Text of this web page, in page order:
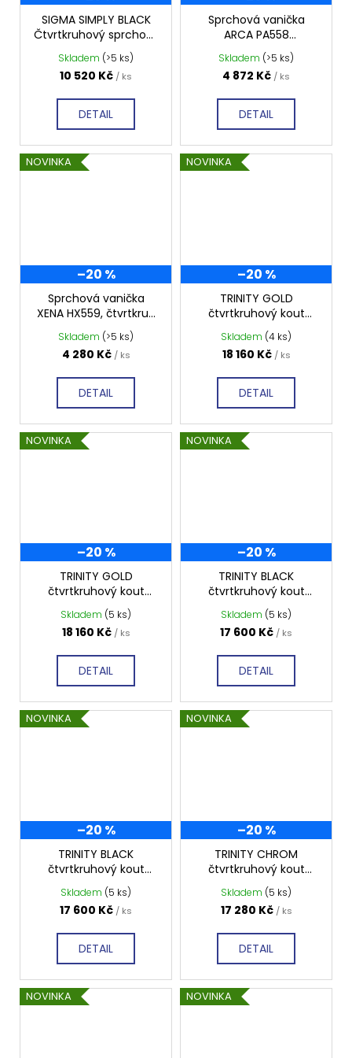
SIGMA SIMPLY BLACK
Čtvrtkruhový sprchový
kout 800x800 mm,
čiré sklo, GS5580B
Skladem (>5 ks)
10 520 Kč / ks
DETAIL
Sprchová vanička
ARCA PA558
800x800mm,
profilovaná
Skladem (>5 ks)
4 872 Kč / ks
DETAIL
NOVINKA
–20 %
Sprchová vanička
XENA HX559, čtvrtkruh
90x90 cm, R550,
hladká
Skladem (>5 ks)
4 280 Kč / ks
DETAIL
NOVINKA
–20 %
TRINITY GOLD
čtvrtkruhový kout
900x900 mm pravý,
matné sklo,
GT6590MR-G
Skladem (4 ks)
18 160 Kč / ks
DETAIL
NOVINKA
–20 %
TRINITY GOLD
čtvrtkruhový kout
900x900 mm levý,
matné sklo,
GT6590ML-G
Skladem (5 ks)
18 160 Kč / ks
DETAIL
NOVINKA
–20 %
TRINITY BLACK
čtvrtkruhový kout
900x900 mm pravý,
matné sklo,
GT6590MR-B
Skladem (5 ks)
17 600 Kč / ks
DETAIL
NOVINKA
–20 %
TRINITY BLACK
čtvrtkruhový kout
900x900 mm levý,
matné sklo,
GT6590ML-B
Skladem (5 ks)
17 600 Kč / ks
DETAIL
NOVINKA
–20 %
TRINITY CHROM
čtvrtkruhový kout
900x900 mm pravý,
matné sklo,
GT6590MR-CH
Skladem (5 ks)
17 280 Kč / ks
DETAIL
NOVINKA NOVINKA
Kč